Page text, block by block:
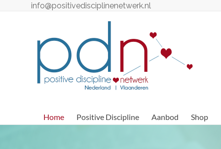
info@positivedisciplinenetwerk.nl
Positive
Discipline
Netwerk
Professionals
–
Home Positive Discipline Aanbod Shop